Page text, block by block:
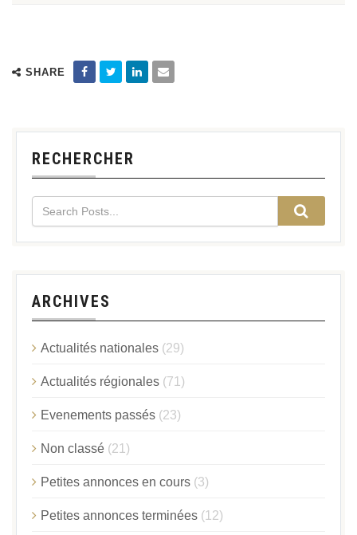
SHARE
RECHERCHER
ARCHIVES
Actualités nationales (29)
Actualités régionales (71)
Evenements passés (23)
Non classé (21)
Petites annonces en cours (3)
Petites annonces terminées (12)